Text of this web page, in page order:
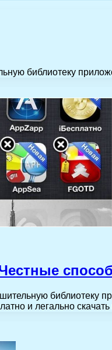
библиотеку
и легально